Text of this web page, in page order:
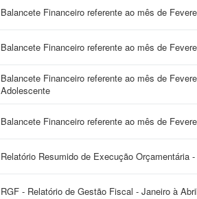
Balancete Financeiro referente ao mês de
Balancete Financeiro referente ao mês de
Balancete Financeiro referente ao mês de
Adolescente
Balancete Financeiro referente ao mês de
Relatório Resumido de Execução Orçamentária
RGF - Relatório de Gestão Fiscal - Janeiro à